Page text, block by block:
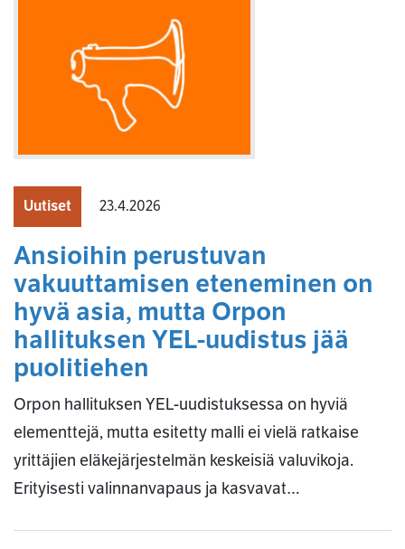
Uutiset 23.4.2026
Ansioihin perustuvan
vakuuttamisen eteneminen on
hyvä asia, mutta Orpon
hallituksen YEL-uudistus jää
puolitiehen
Orpon hallituksen YEL-uudistuksessa on hyviä
elementtejä, mutta esitetty malli ei vielä ratkaise
yrittäjien eläkejärjestelmän keskeisiä valuvikoja.
Erityisesti valinnanvapaus ja kasvavat…